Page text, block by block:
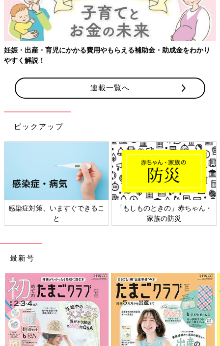
妊娠・出産・育児にかかる費用やもらえる補助金・助成金をわかり
やすく解説！
連載一覧へ
ピックアップ
感染症対策、いますぐできるこ
と
「もしものときの」赤ちゃん・
家族の防災
最新号